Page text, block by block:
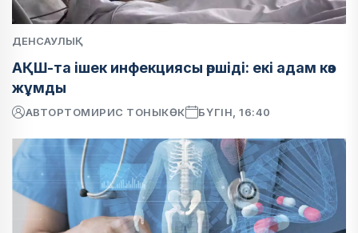
ДЕНСАУЛЫҚ
АҚШ-та ішек инфекциясы өршіді: екі адам көз
жұмды
АВТОРТОМИРИС ТОНЫКӨК БҮГІН, 16:40